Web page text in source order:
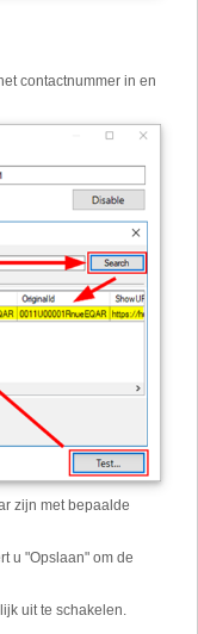
contactnummer in en
zijn met bepaalde
u "Opslaan" om de
uit te schakelen.